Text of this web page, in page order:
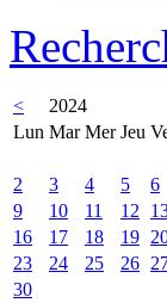
< 2024
Lun Mar Mer Jeu
2
3 4 5 6
9
10 11 12
16
17 18 19
23
24 25 26
30